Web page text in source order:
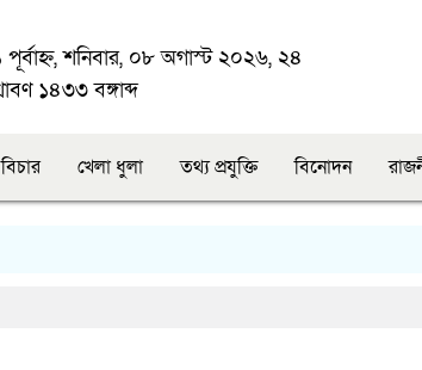
শনিবার, ০৮ অগাস্ট ২০২৬, ২৪
১৪৩৩ বঙ্গাব্দ
খেলা ধুলা তথ্য প্রযুক্তি বিনোদন